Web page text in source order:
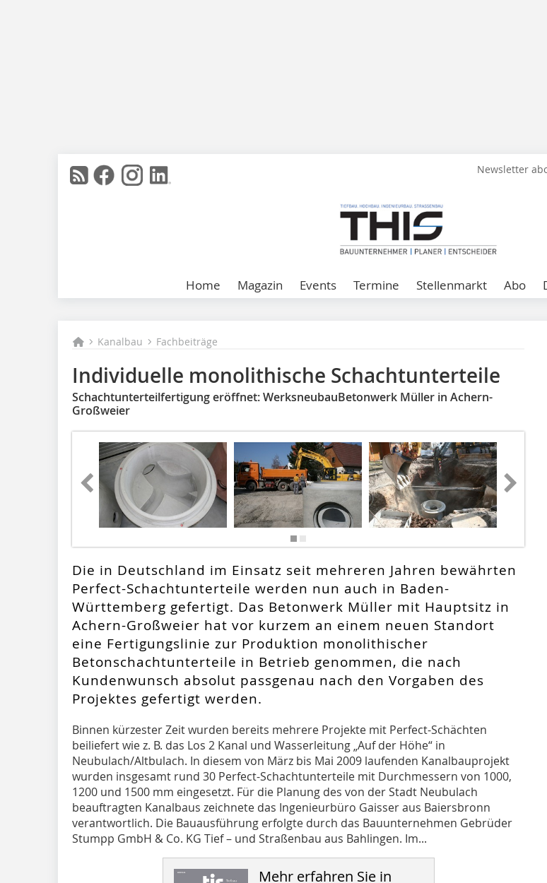
Newsletter
Home Magazin Events Termine Stellenmarkt Abo
Kanalbau Fachbeiträge
Individuelle monolithische Schachtunterteile
Schachtunterteilfertigung eröffnet: WerksneubauBetonwerk Müller in Achern-
Großweier
Die in Deutschland im Einsatz seit mehreren Jahren bewährten
Perfect-Schachtunterteile werden nun auch in Baden-
Württemberg gefertigt. Das Betonwerk Müller mit Hauptsitz in
Achern-Großweier hat vor kurzem an einem neuen Standort
eine Fertigungslinie zur Produktion monolithischer
Betonschachtunterteile in Betrieb genommen, die nach
Kundenwunsch absolut passgenau nach den Vorgaben des
Projektes gefertigt werden.
Binnen kürzester Zeit wurden bereits mehrere Projekte mit Perfect-Schächten
beiliefert wie z. B. das Los 2 Kanal und Wasserleitung „Auf der Höhe“ in
Neubulach/Altbulach. In diesem von März bis Mai 2009 laufenden Kanalbauprojekt
wurden insgesamt rund 30 Perfect-Schachtunterteile mit Durchmessern von 1000,
1200 und 1500 mm eingesetzt. Für die Planung des von der Stadt Neubulach
beauftragten Kanalbaus zeichnete das Ingenieurbüro Gaisser aus Baiersbronn
verantwortlich. Die Bauausführung erfolgte durch das Bauunternehmen Gebrüder
Stumpp GmbH & Co. KG Tief – und Straßenbau aus Bahlingen. Im...
Mehr erfahren Sie in